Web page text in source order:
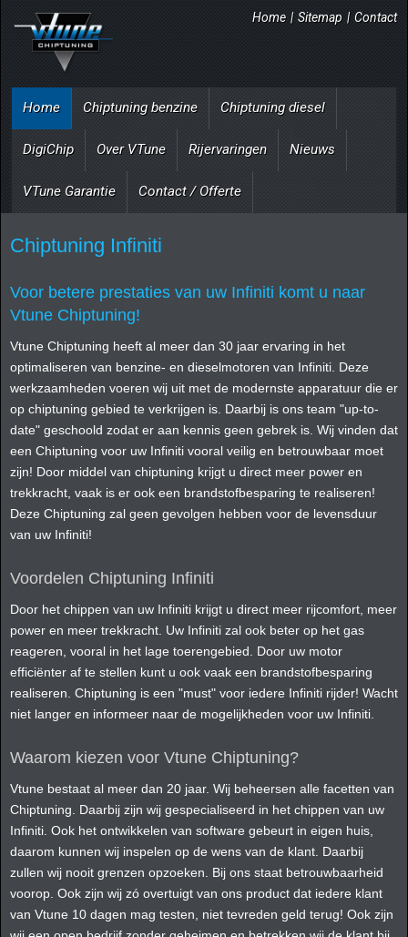
Home | Sitemap | Contact
Home Chiptuning benzine Chiptuning diesel
DigiChip Over VTune Rijervaringen Nieuws
VTune Garantie Contact / Offerte
Chiptuning Infiniti
Voor betere prestaties van uw Infiniti komt u naar
Vtune Chiptuning!
Vtune Chiptuning heeft al meer dan 30 jaar ervaring in het
optimaliseren van benzine- en dieselmotoren van Infiniti. Deze
werkzaamheden voeren wij uit met de modernste apparatuur die er
op chiptuning gebied te verkrijgen is. Daarbij is ons team "up-to-
date" geschoold zodat er aan kennis geen gebrek is. Wij vinden dat
een Chiptuning voor uw Infiniti vooral veilig en betrouwbaar moet
zijn! Door middel van chiptuning krijgt u direct meer power en
trekkracht, vaak is er ook een brandstofbesparing te realiseren!
Deze Chiptuning zal geen gevolgen hebben voor de levensduur
van uw Infiniti!
Voordelen Chiptuning Infiniti
Door het chippen van uw Infiniti krijgt u direct meer rijcomfort, meer
power en meer trekkracht. Uw Infiniti zal ook beter op het gas
reageren, vooral in het lage toerengebied. Door uw motor
efficiënter af te stellen kunt u ook vaak een brandstofbesparing
realiseren. Chiptuning is een "must" voor iedere Infiniti rijder! Wacht
niet langer en informeer naar de mogelijkheden voor uw Infiniti.
Waarom kiezen voor Vtune Chiptuning?
Vtune bestaat al meer dan 20 jaar. Wij beheersen alle facetten van
Chiptuning. Daarbij zijn wij gespecialiseerd in het chippen van uw
Infiniti. Ook het ontwikkelen van software gebeurt in eigen huis,
daarom kunnen wij inspelen op de wens van de klant. Daarbij
zullen wij nooit grenzen opzoeken. Bij ons staat betrouwbaarheid
voorop. Ook zijn wij zó overtuigt van ons product dat iedere klant
van Vtune 10 dagen mag testen, niet tevreden geld terug! Ook zijn